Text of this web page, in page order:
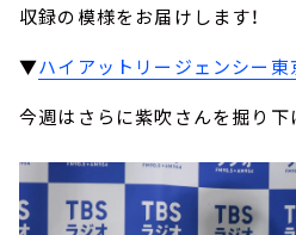
収録の模様をお届けします！
▼ハイアットリージェンシー
今週はさらに紫吹さんを掘り下